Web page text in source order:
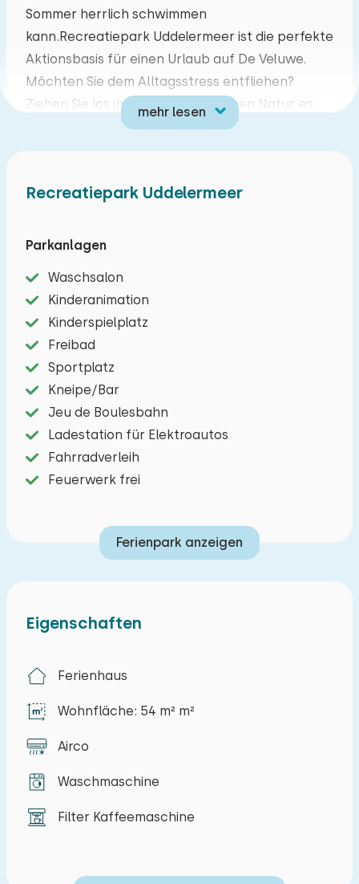
Sommer herrlich schwimmen
kann.Recreatiepark Uddelermeer ist die perfekte
Aktionsbasis für einen Urlaub auf De Veluwe.
Möchten Sie dem Alltagsstress entfliehen?
Ziehen Sie los in der wunderschönen Natur, es
gibt zahlreiche Wander- und Radrouten. Der
Park bietet verschiedene Einrichtungen, sowie
Wohnzimmer mit offener Küche, großem Esstisch
zur Terrasse. Voll ausgestattete Küche mit Kühl-
/ Gefrierschrank, Kombi-Backofen, Herd mit vier
Brennern, Filterkaffeemaschine, Wasserkocher
und Geschirrspüler. TV auf Anfrage. Vier
Schlafzimmer mit jeweils zwei Boxspringbetten.
Separate Toilette, Duschbad mit Duschkabine,
Waschbecken mit Möbeln und zweite Toilette.
Das Chalet verfügt über eine Klimaanlage und
eine Zentralheizung (Fußbodenheizung).
Waschmaschine vorhanden. Es gibt einen
Parkplatz für ein Auto.
mehr lesen
10 11 12 13 14 15 16
17 18 19 20 21 22
Eigenschaften
Ferienhaus
Wohnfläche: 54 m² m²
Airco
Waschmaschine
Filter Kaffeemaschine
Recreatiepark Uddelermeer
Parkanlagen
Waschsalon
Kinderanimation
Kinderspielplatz
Freibad
Sportplatz
Kneipe/Bar
Jeu de Boulesbahn
Ladestation für Elektroautos
Fahrradverleih
Feuerwerk frei
Ferienpark anzeigen